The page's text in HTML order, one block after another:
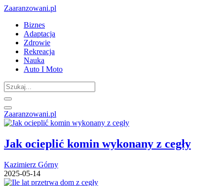
Zaaranzowani.pl
Biznes
Adaptacja
Zdrowie
Rekreacja
Nauka
Auto I Moto
Zaaranzowani.pl
Jak ocieplić komin wykonany z cegły
Kazimierz Górny
2025-05-14